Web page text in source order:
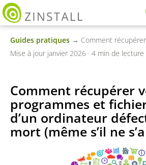
Guides pratiques → Comment récupérer vos programmes et fichiers à partir d’un
Mise à jour janvier 2026 · 4 min de lecture
Comment récupérer
programmes et
d’un ordinateur
mort (même s’il ne